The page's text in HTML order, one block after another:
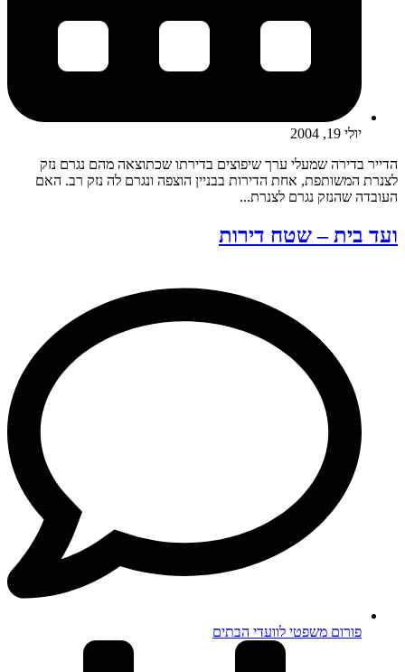
יולי 19, 2004
הדייר בדירה שמעלי ערך שיפוצים בדירתו שכתוצאה מהם נגרם נזק
לצנרת המשותפת, אחת הדירות בבניין הוצפה ונגרם לה נזק רב. האם
העובדה שהנזק נגרם לצנרת...
ועד בית – שטח דירות
פורום משפטי לוועדי הבתים